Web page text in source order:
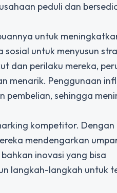
peduli dan
untuk
untuk menyusun
dan perilaku mereka,
menarik. Penggunaan
pembelian, sehingga
kompetitor. Dengan
mendengarkan
inovasi yang bisa
langkah-langkah untuk